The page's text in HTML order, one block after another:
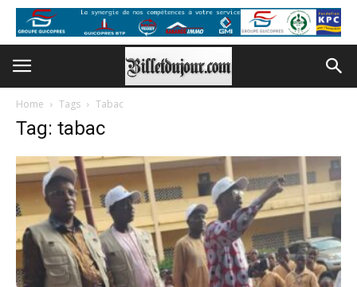
Home Tags Tabac
Tag: tabac